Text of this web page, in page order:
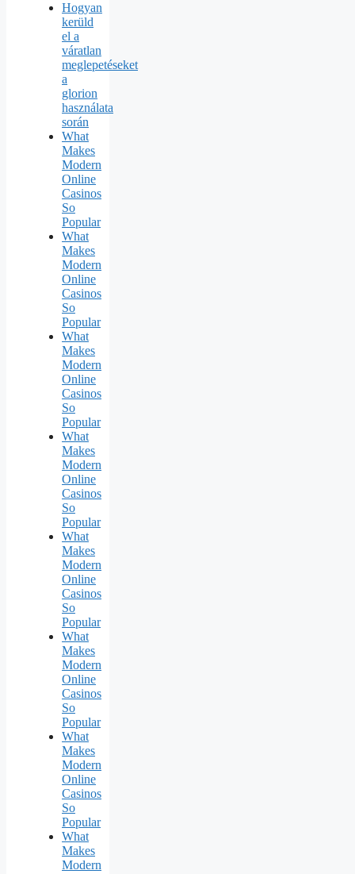
Hogyan
kerüld
el a
váratlan
meglepetéseket
a
glorion
használata
során
What
Makes
Modern
Online
Casinos
So
Popular
What
Makes
Modern
Online
Casinos
So
Popular
What
Makes
Modern
Online
Casinos
So
Popular
What
Makes
Modern
Online
Casinos
So
Popular
What
Makes
Modern
Online
Casinos
So
Popular
What
Makes
Modern
Online
Casinos
So
Popular
What
Makes
Modern
Online
Casinos
So
Popular
What
Makes
Modern